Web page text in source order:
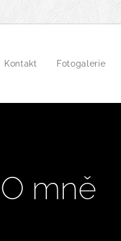
Kontakt Fotogalerie
O mně